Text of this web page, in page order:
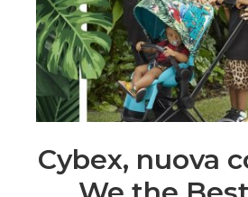
Cybex, nuova